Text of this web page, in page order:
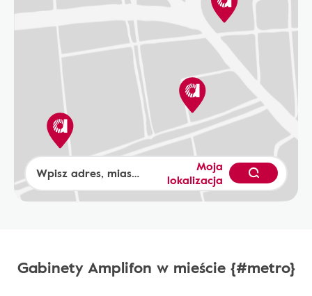
Moja
lokalizacja
Gabinety Amplifon w mieście {#metro}